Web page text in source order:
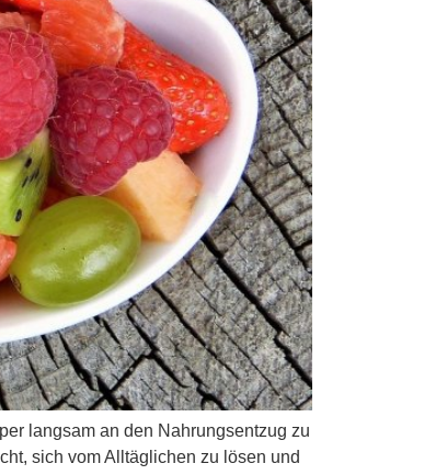
langsam an den Nahrungsentzug zu
sich vom Alltäglichen zu lösen und